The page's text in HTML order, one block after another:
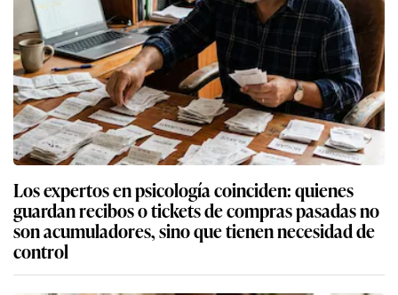
Los expertos en psicología coinciden: quienes
guardan recibos o tickets de compras pasadas no
son acumuladores, sino que tienen necesidad de
control